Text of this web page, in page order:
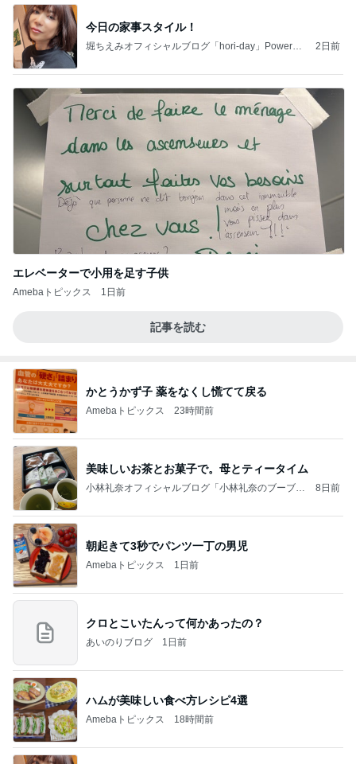
今日の家事スタイル！
堀ちえみオフィシャルブログ「hori-day」Powered
2日前
エレベーターで小用を足す子供
Amebaトピックス 1日前
記事を読む
かとうかず子 薬をなくし慌てて戻る
Amebaトピックス 23時間前
美味しいお茶とお菓子で。母とティータイム
小林礼奈オフィシャルブログ「小林礼奈のブーブー
8日前
朝起きて3秒でパンツ一丁の男児
Amebaトピックス 1日前
クロとこいたんって何かあったの？
あいのりブログ 1日前
ハムが美味しい食べ方レシピ4選
Amebaトピックス 18時間前